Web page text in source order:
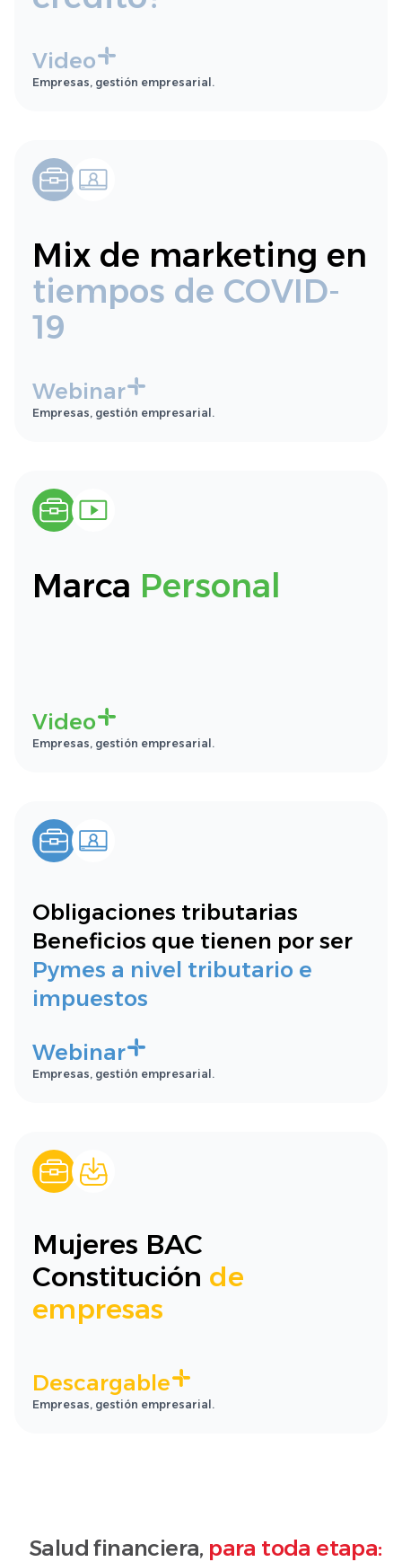
Video
Empresas, gestión empresarial.
Mix de marketing en
tiempos de COVID-
19
Webinar
Empresas, gestión empresarial.
Marca Personal
Video
Empresas, gestión empresarial.
Obligaciones tributarias
Beneficios que tienen por ser
Pymes a nivel tributario e
impuestos
Webinar
Empresas, gestión empresarial.
Mujeres BAC
Constitución de
empresas
Descargable
Empresas, gestión empresarial.
Salud financiera, para toda etapa: